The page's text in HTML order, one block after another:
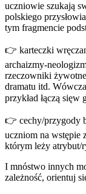
uczniowie szukają
polskiego
tym fragmencie
👉 karteczki
archaizmy-
rzeczowniki
dramatu itd.
przykład łączą
👉 cechy/przygody
uczniom na wstępie
którym leży atrybut/
I mnóstwo innych
zależność, orientuj